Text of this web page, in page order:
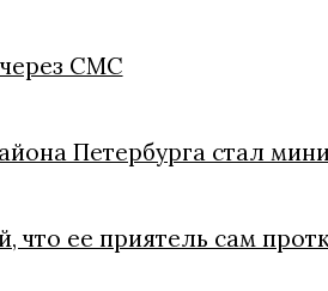
СМС
Петербурга стал
что ее приятель сам